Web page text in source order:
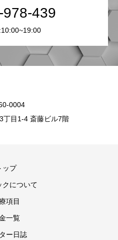
978-439
0004
丁目1-4 斎藤ビル7階
ップ
クについて
項目
一覧
ー日誌